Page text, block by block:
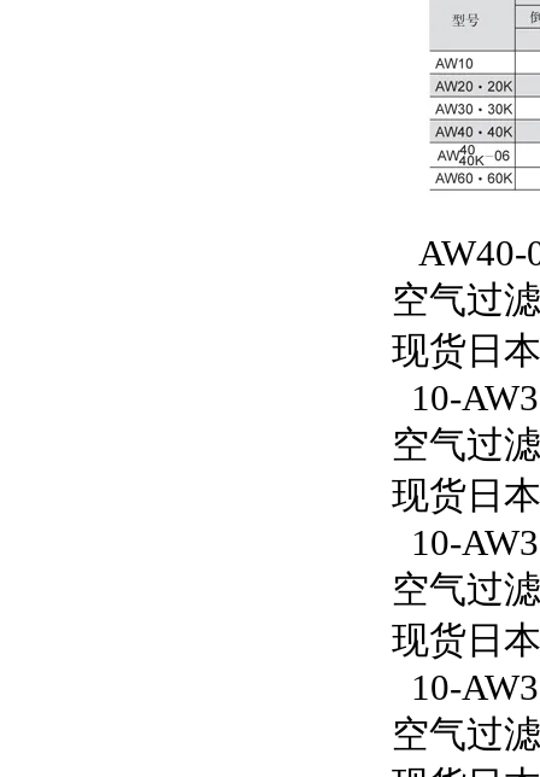
AW40-
空气过
现货日
10-
空气过
现货日
10-
空气过
现货日
10-
空气过